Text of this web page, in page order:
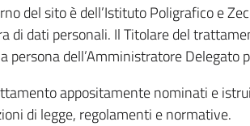
del sito è dell’Istituto Poligrafico e
di dati personali. Il Titolare del
persona dell’Amministratore Delegato
appositamente nominati e
di legge, regolamenti e normative.